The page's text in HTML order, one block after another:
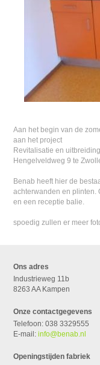
Aan het begin van de
aan het project
Revitalisatie en
Hengelveldweg 9 te
Benab heeft hier de
achterwanden en plinten.
en een receptie balie.
spoedig zullen er meer
Ons adres
Industrieweg 11b
8263 AA Kampen
Onze contactgegevens
Telefoon: 038 3329555
E-mail:info@benab.nl
Openingstijden fabriek